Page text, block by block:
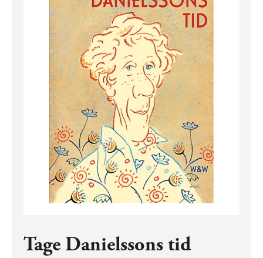
Tage Danielssons tid